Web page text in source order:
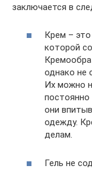
заключается в
Крем –
которой
однако не
Их можно
они
одежду.
делам.
Гель не